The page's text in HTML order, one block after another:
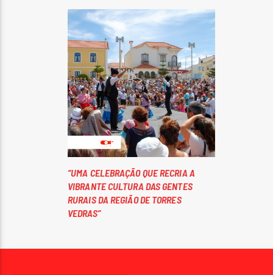
“UMA CELEBRAÇÃO QUE RECRIA A
VIBRANTE CULTURA DAS GENTES
RURAIS DA REGIÃO DE TORRES
VEDRAS”